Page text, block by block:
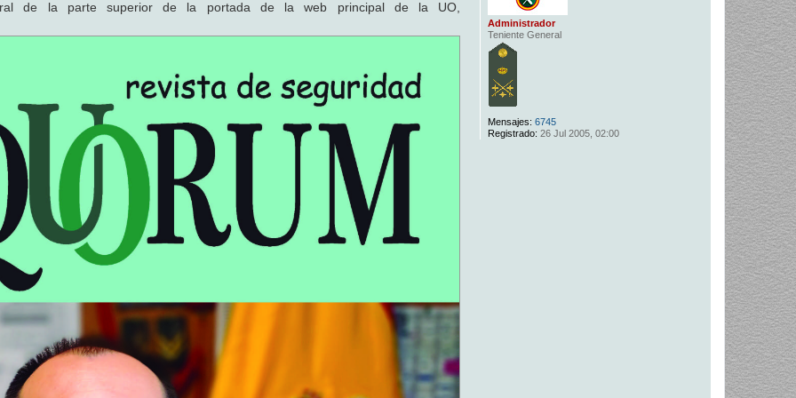
Administrador
Teniente General
Mensajes: 6745
Registrado: 26 Jul 2005, 02:00
de la parte superior de la portada de la web principal de la UO,